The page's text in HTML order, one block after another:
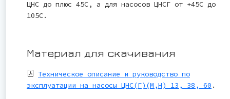
ЦНС до плюс 45С, а для насосов ЦНСГ от +45С до
105С.
Материал для скачивания
Техническое описание и руководство по
эксплуатации на насосы ЦНС(Г)(М,Н) 13, 38, 60 .